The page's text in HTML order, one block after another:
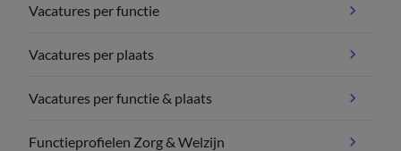
Vacatures per functie
Vacatures per plaats
Vacatures per functie & plaats
Functieprofielen Zorg & Welzijn